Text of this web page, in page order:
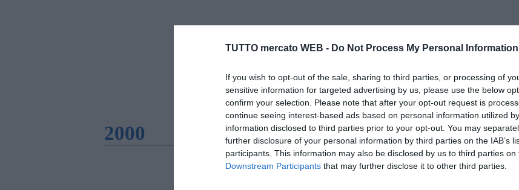
TUTTO mercato WEB - Do Not Process My Personal Information
If you wish to opt-out of the sale, sharing to third parties, or processing of
sensitive information for targeted advertising by us, please use the below
confirm your selection. Please note that after your opt-out request is
continue seeing interest-based ads based on personal information utilized
information disclosed to third parties prior to your opt-out. You may
further disclosure of your personal information by third parties on the IAB’s
participants. This information may also be disclosed by us to third parties on
Downstream Participants that may further disclose it to other third parties.
2000